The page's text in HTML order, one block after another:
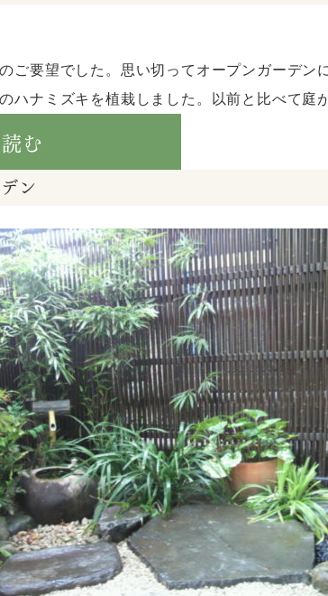
ご要望でした。思い切ってオープンガーデン
ハナミズキを植栽しました。以前と比べて庭
む
ン